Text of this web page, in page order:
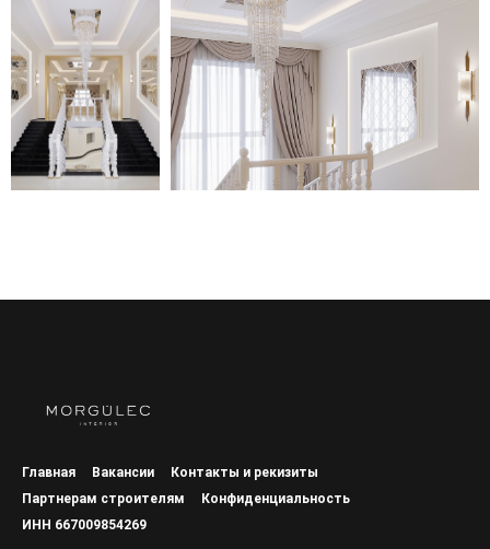
Главная Вакансии
Контакты и рекизиты
Партнерам строителям
Конфиденциальность
ИНН 667009854269